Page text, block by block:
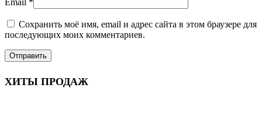
Email *
Сохранить моё имя, email и адрес сайта в этом браузере для
последующих моих комментариев.
ХИТЫ ПРОДАЖ